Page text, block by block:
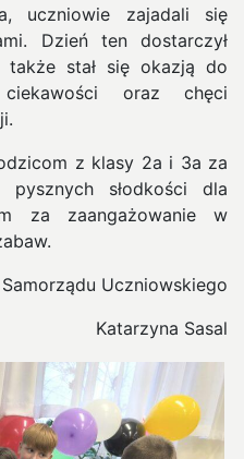
uczniowie zajadali się
Dzień ten dostarczył
stał się okazją do
oraz chęci
z klasy 2a i 3a za
słodkości dla
za zaangażowanie w
Uczniowskiego
Katarzyna Sasal